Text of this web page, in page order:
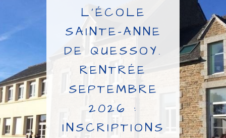
L'ÉCOLE
SAINTE-ANNE
DE QUESSOY.
RENTRÉE
SEPTEMBRE
2026 :
INSCRIPTIONS